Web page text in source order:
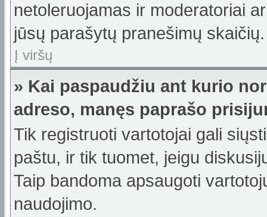
netoleruojamas ir moderatoriai
jūsų parašytų pranešimų skaičių.
Į viršų
» Kai paspaudžiu ant kurio
adreso, manęs paprašo
Tik registruoti vartotojai gali
paštu, ir tik tuomet, jeigu
Taip bandoma apsaugoti
naudojimo.